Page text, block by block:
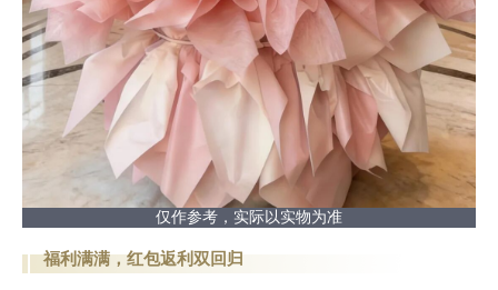
仅作参考，实际以实物为准
福利满满，红包返利双回归